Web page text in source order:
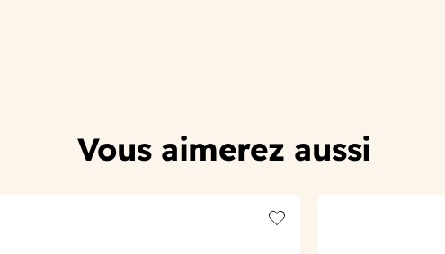
Vous aimerez aussi